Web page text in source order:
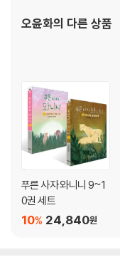
오윤화의 다른 상품
푸른 사자 와니니 9~1
0권 세트
24,840원
10%